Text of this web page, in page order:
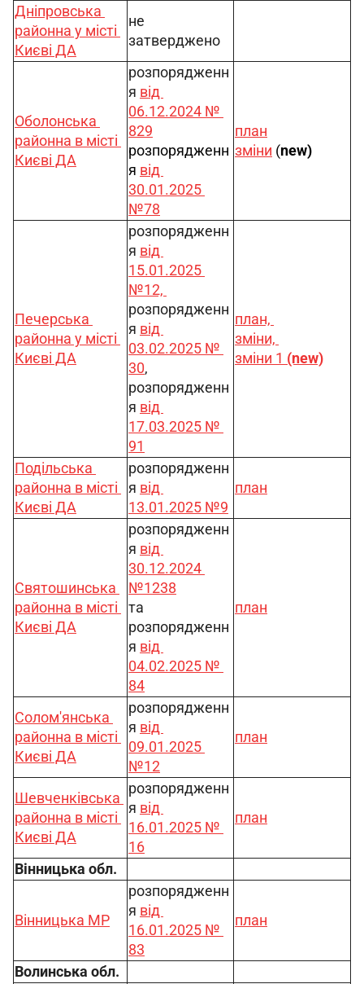
Дніпровська
районна у місті
Києві ДА
не
затверджено
Оболонська
районна в місті
Києві ДА
розпорядженн
я від
06.12.2024 №
829
розпорядженн
я від
30.01.2025
№78
план
зміни (new)
Печерська
районна у місті
Києві ДА
розпорядженн
я від
15.01.2025
№12,
розпорядженн
я від
03.02.2025 №
30,
розпорядженн
я від
17.03.2025 №
91
план,
зміни,
зміни 1 (new)
Подільська
районна в місті
Києві ДА
розпорядженн
я від
13.01.2025 №9
план
Святошинська
районна в місті
Києві ДА
розпорядженн
я від
30.12.2024
№1238
та
розпорядженн
я від
04.02.2025 №
84
план
Солом'янська
районна в місті
Києві ДА
розпорядженн
я від
09.01.2025
№12
план
Шевченківська
районна в місті
Києві ДА
розпорядженн
я від
16.01.2025 №
16
план
Вінницька обл.
Вінницька МР
розпорядженн
я від
16.01.2025 №
83
план
Волинська обл.